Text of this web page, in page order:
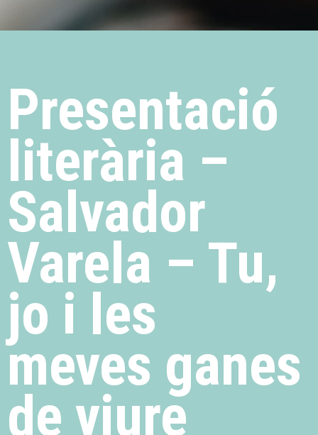
Presentació
literària –
Salvador
Varela – Tu,
jo i les
meves ganes
de viure